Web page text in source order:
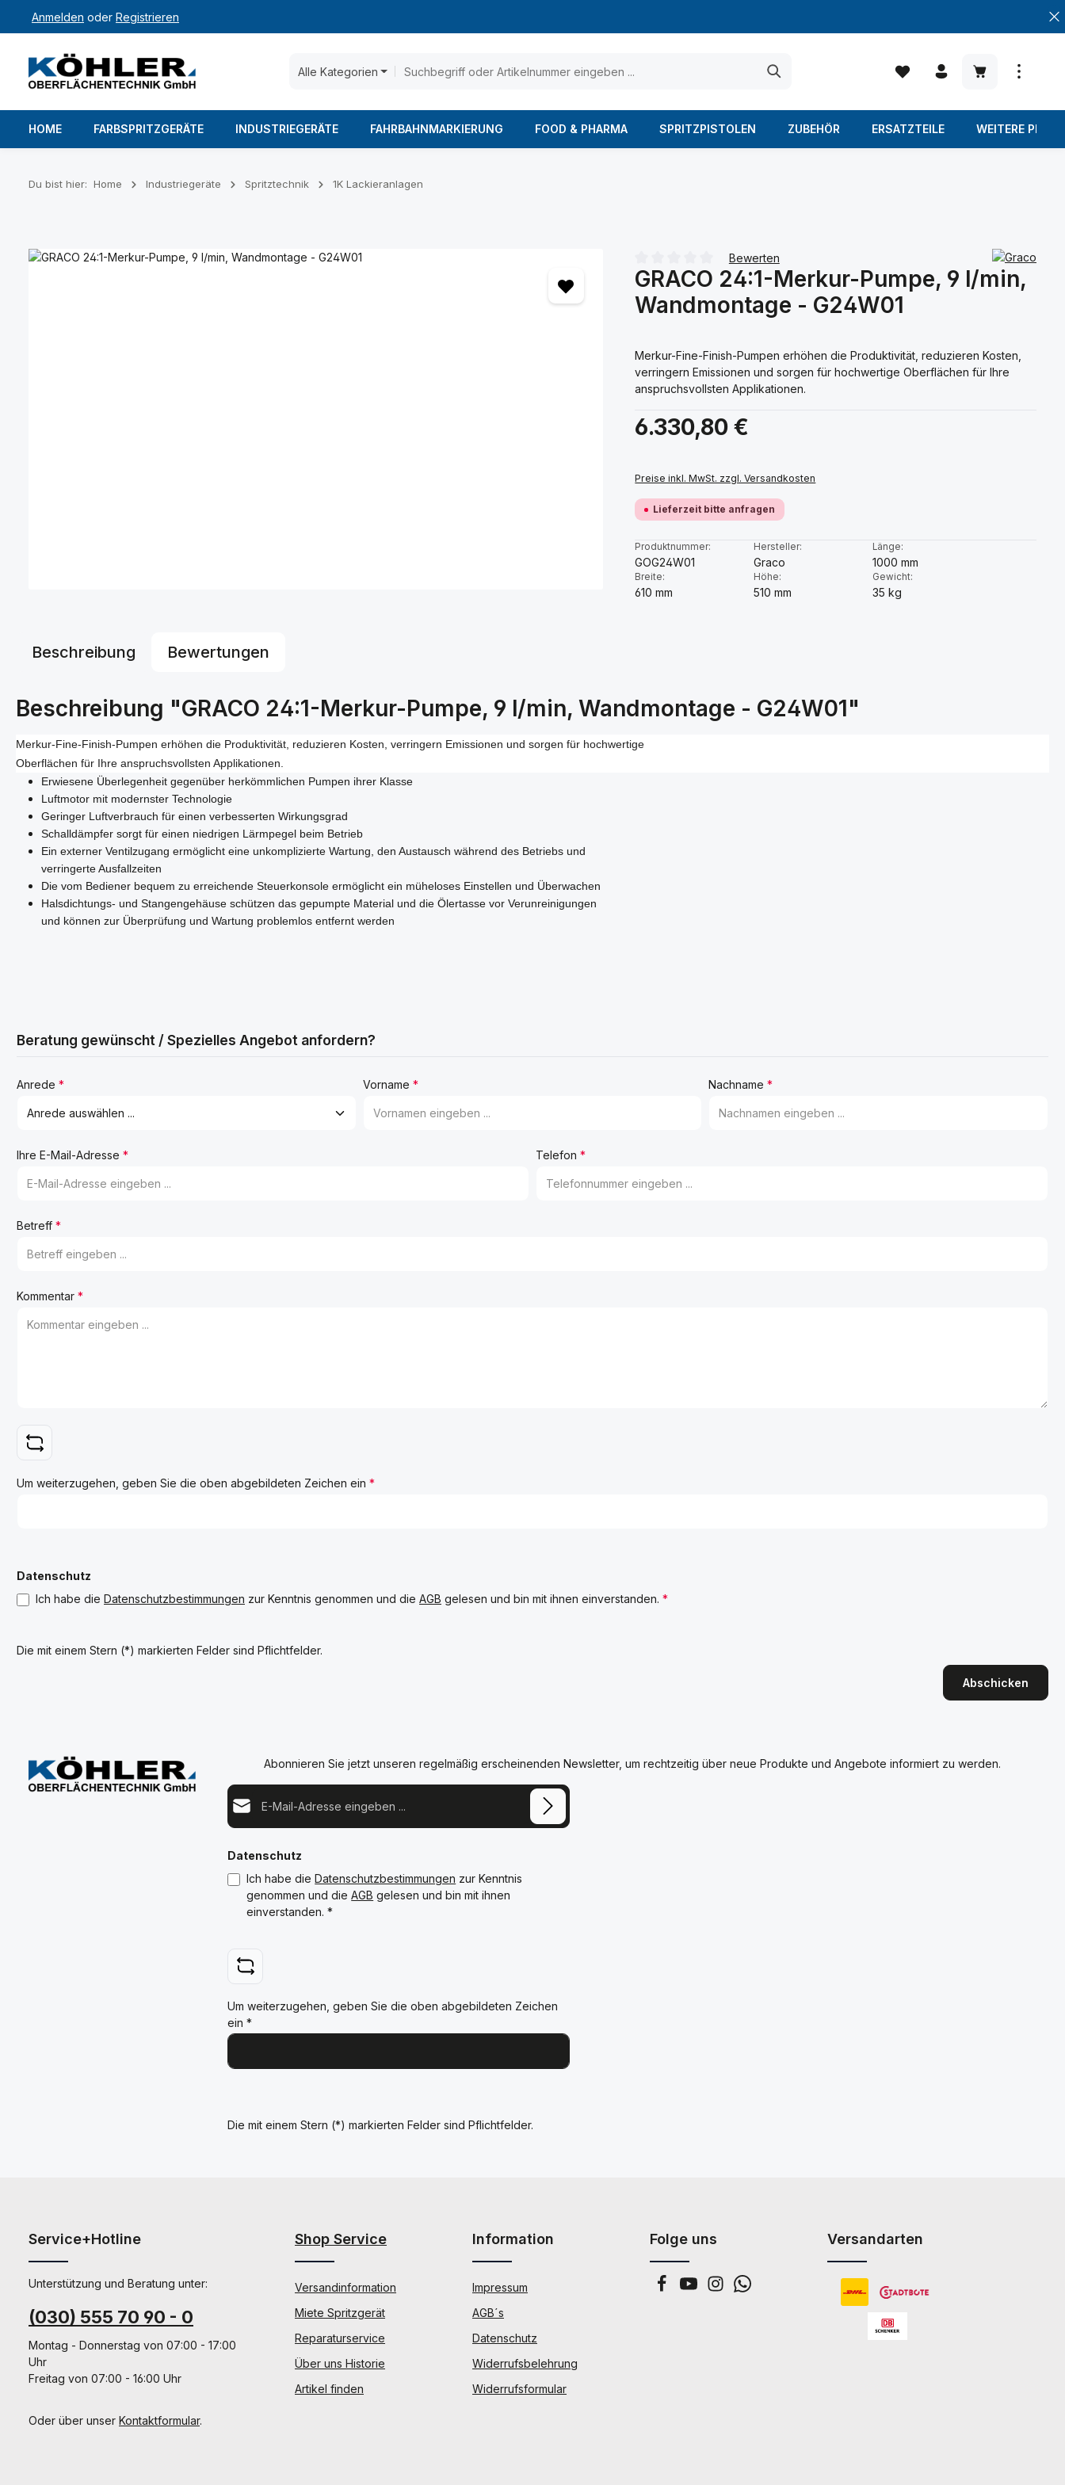
Hauptinhalt springen
Zur Suche springen
Zur Hauptnavigation springen
Anmelden oder Registrieren
Alle Kategorien
Warenkorb
HOME FARBSPRITZGERÄTE INDUSTRIEGERÄTE FAHRBAHNMARKIERUNG FOOD & PHARMA SPRITZPISTOLEN ZUBEHÖR ERSATZTEILE WEITERE
Du bist hier: Home Industriegeräte Spritztechnik 1K Lackieranlagen
Bildergalerie überspringen
Durchschnittliche Bewertung von 0 von 5 Sternen
Bewerten
GRACO 24:1-Merkur-Pumpe, 9 l/min,
Wandmontage - G24W01
Merkur-Fine-Finish-Pumpen erhöhen die Produktivität, reduzieren Kosten,
verringern Emissionen und sorgen für hochwertige Oberflächen für Ihre
anspruchsvollsten Applikationen.
Regulärer Preis:
6.330,80 €
Preise inkl. MwSt. zzgl. Versandkosten
Lieferzeit bitte anfragen
Produktnummer:
GOG24W01
Hersteller:
Graco
Länge:
1000 mm
Breite:
610 mm
Höhe:
510 mm
Gewicht:
35 kg
Beschreibung Bewertungen
Beschreibung "GRACO 24:1-Merkur-Pumpe, 9 l/min, Wandmontage - G24W01"
Merkur-Fine-Finish-Pumpen erhöhen die Produktivität, reduzieren Kosten, verringern Emissionen und sorgen für hochwertige
Oberflächen für Ihre anspruchsvollsten Applikationen.
Erwiesene Überlegenheit gegenüber herkömmlichen Pumpen ihrer Klasse
Luftmotor mit modernster Technologie
Geringer Luftverbrauch für einen verbesserten Wirkungsgrad
Schalldämpfer sorgt für einen niedrigen Lärmpegel beim Betrieb
Ein externer Ventilzugang ermöglicht eine unkomplizierte Wartung, den Austausch während des Betriebs und
verringerte Ausfallzeiten
Die vom Bediener bequem zu erreichende Steuerkonsole ermöglicht ein müheloses Einstellen und Überwachen
Halsdichtungs- und Stangengehäuse schützen das gepumpte Material und die Ölertasse vor Verunreinigungen
und können zur Überprüfung und Wartung problemlos entfernt werden
Beratung gewünscht / Spezielles Angebot anfordern?
Anrede * Vorname * Nachname*
Ihre E-Mail-Adresse * Telefon *
Betreff *
Kommentar *
Um weiterzugehen, geben Sie die oben abgebildeten Zeichen ein *
Datenschutz
Ich habe die Datenschutzbestimmungen zur Kenntnis genommen und die AGB gelesen und bin mit ihnen einverstanden. *
Die mit einem Stern (*) markierten Felder sind Pflichtfelder.
Abschicken
Abonnieren Sie jetzt unseren regelmäßig erscheinenden Newsletter, um rechtzeitig über neue Produkte und Angebote informiert zu werden.
E-Mail-Adresse*
Datenschutz
Ich habe dieDatenschutzbestimmungen zur Kenntnis
genommen und dieAGB gelesen und bin mit ihnen
einverstanden.*
Um weiterzugehen, geben Sie die oben abgebildeten Zeichen
ein*
Die mit einem Stern (*) markierten Felder sind Pflichtfelder.
Service+Hotline
Unterstützung und Beratung unter:
(030) 555 70 90 - 0
Montag - Donnerstag von 07:00 - 17:00
Uhr
Freitag von 07:00 - 16:00 Uhr
Oder über unser Kontaktformular.
Shop Service
Versandinformation
Miete Spritzgerät
Reparaturservice
Über uns Historie
Artikel finden
Information
Impressum
AGB´s
Datenschutz
Widerrufsbelehrung
Widerrufsformular
Folge uns Versandarten